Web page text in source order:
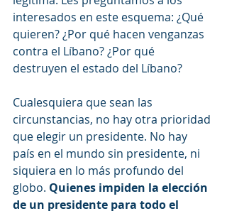
interesados ​​en este esquema: ¿Qué
quieren? ¿Por qué hacen venganzas
contra el Líbano? ¿Por qué
destruyen el estado del Líbano?
Cualesquiera que sean las
circunstancias, no hay otra prioridad
que elegir un presidente. No hay
país en el mundo sin presidente, ni
siquiera en lo más profundo del
globo. Quienes impiden la elección
de un presidente para todo el